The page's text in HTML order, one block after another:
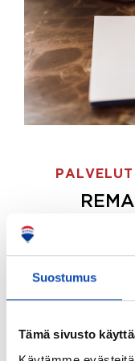
Suostumus
Tämä sivusto
ostajille.
Tee